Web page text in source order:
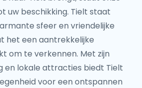
uw beschikking. Tielt staat
sfeer en vriendelijke
het een aantrekkelijke
om te verkennen. Met zijn
en lokale attracties biedt Tielt
voor een ontspannen